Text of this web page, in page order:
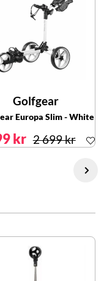
Golfgear
Europa Slim - White
kr 2 699 kr